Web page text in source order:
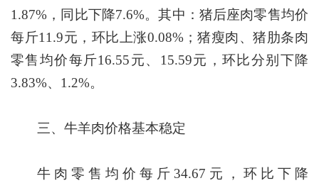
1.87%，同比下降7.6%。其中：猪后座肉零售均价
每斤11.9元，环比上涨0.08%；猪瘦肉、猪肋条肉
零售均价每斤16.55元、15.59元，环比分别下降
3.83%、1.2%。
三、牛羊肉价格基本稳定
牛肉零售均价每斤34.67元，环比下降